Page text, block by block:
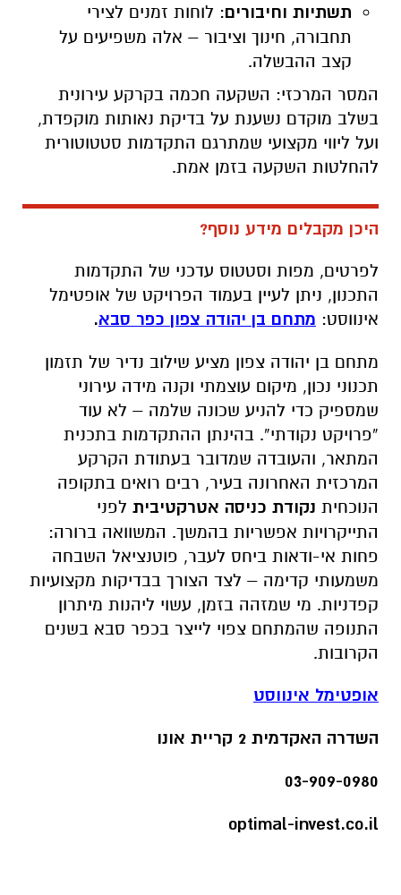
תשתיות וחיבורים: לוחות זמנים לצירי
תחבורה, חינוך וציבור – אלה משפיעים על
קצב ההבשלה.
המסר המרכזי: השקעה חכמה בקרקע עירונית
בשלב מוקדם נשענת על בדיקת נאותות מוקפדת,
ועל ליווי מקצועי שמתרגם התקדמות סטטוטורית
להחלטות השקעה בזמן אמת.
היכן מקבלים מידע נוסף?
לפרטים, מפות וסטטוס עדכני של התקדמות
התכנון, ניתן לעיין בעמוד הפרויקט של אופטימל
אינווסט: מתחם בן יהודה צפון כפר סבא.
מתחם בן יהודה צפון מציע שילוב נדיר של תזמון
תכנוני נכון, מיקום עוצמתי וקנה מידה עירוני
שמספיק כדי להניע שכונה שלמה – לא עוד
“פרויקט נקודתי”. בהינתן ההתקדמות בתכנית
המתאר, והעובדה שמדובר בעתודת הקרקע
המרכזית האחרונה בעיר, רבים רואים בתקופה
הנוכחית נקודת כניסה אטרקטיבית לפני
התייקרויות אפשריות בהמשך. המשוואה ברורה:
פחות אי-ודאות ביחס לעבר, פוטנציאל השבחה
משמעותי קדימה – לצד הצורך בבדיקות מקצועיות
קפדניות. מי שמזהה בזמן, עשוי ליהנות מיתרון
התנופה שהמתחם צפוי לייצר בכפר סבא בשנים
הקרובות.
אופטימל אינווסט
השדרה האקדמית 2 קריית אונו
03-909-0980
optimal-invest.co.il